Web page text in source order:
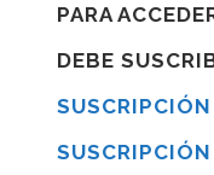
PARA
DEBE